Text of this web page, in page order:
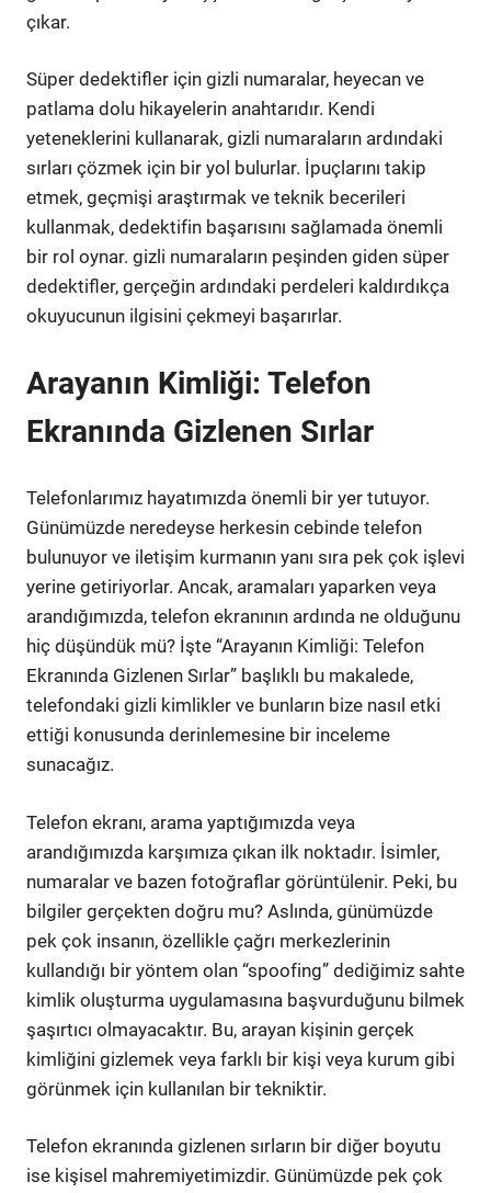
çıkar.
Süper dedektifler için gizli numaralar, heyecan ve
patlama dolu hikayelerin anahtarıdır. Kendi
yeteneklerini kullanarak, gizli numaraların ardındaki
sırları çözmek için bir yol bulurlar. İpuçlarını takip
etmek, geçmişi araştırmak ve teknik becerileri
kullanmak, dedektifin başarısını sağlamada önemli
bir rol oynar. gizli numaraların peşinden giden süper
dedektifler, gerçeğin ardındaki perdeleri kaldırdıkça
okuyucunun ilgisini çekmeyi başarırlar.
Arayanın Kimliği: Telefon
Ekranında Gizlenen Sırlar
Telefonlarımız hayatımızda önemli bir yer tutuyor.
Günümüzde neredeyse herkesin cebinde telefon
bulunuyor ve iletişim kurmanın yanı sıra pek çok işlevi
yerine getiriyorlar. Ancak, aramaları yaparken veya
arandığımızda, telefon ekranının ardında ne olduğunu
hiç düşündük mü? İşte “Arayanın Kimliği: Telefon
Ekranında Gizlenen Sırlar” başlıklı bu makalede,
telefondaki gizli kimlikler ve bunların bize nasıl etki
ettiği konusunda derinlemesine bir inceleme
sunacağız.
Telefon ekranı, arama yaptığımızda veya
arandığımızda karşımıza çıkan ilk noktadır. İsimler,
numaralar ve bazen fotoğraflar görüntülenir. Peki, bu
bilgiler gerçekten doğru mu? Aslında, günümüzde
pek çok insanın, özellikle çağrı merkezlerinin
kullandığı bir yöntem olan “spoofing” dediğimiz sahte
kimlik oluşturma uygulamasına başvurduğunu bilmek
şaşırtıcı olmayacaktır. Bu, arayan kişinin gerçek
kimliğini gizlemek veya farklı bir kişi veya kurum gibi
görünmek için kullanılan bir tekniktir.
Telefon ekranında gizlenen sırların bir diğer boyutu
ise kişisel mahremiyetimizdir. Günümüzde pek çok